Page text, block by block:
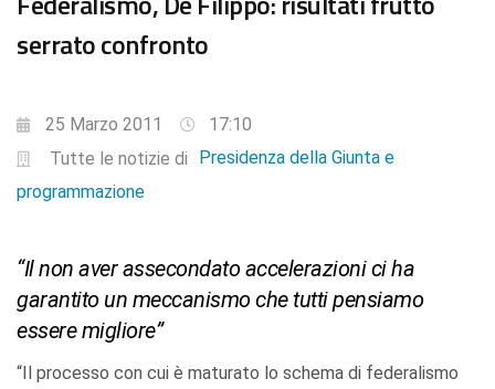
serrato confronto
25 Marzo 2011
17:10
Tutte le notizie di
Presidenza della Giunta e
programmazione
“Il non aver assecondato accelerazioni ci ha
garantito un meccanismo che tutti pensiamo
essere migliore”
“Il processo con cui è maturato lo schema di federalismo